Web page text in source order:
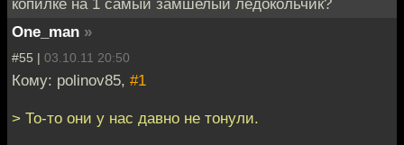
копилке на 1 самый замшелый ледокольчик?
One_man »
#55 | 03.10.11 20:50
Кому: polinov85, #1
> То-то они у нас давно не тонули.